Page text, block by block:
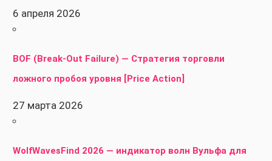
6 апреля 2026
BOF (Break-Out Failure) — Стратегия торговли
ложного пробоя уровня [Price Action]
27 марта 2026
WolfWavesFind 2026 — индикатор волн Вульфа для